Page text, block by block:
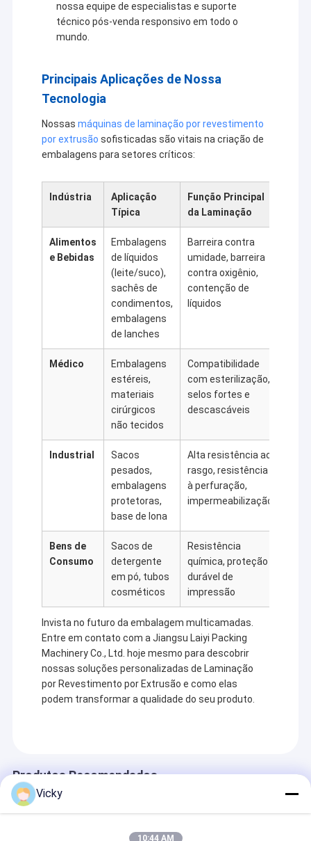
nossa equipe de especialistas e suporte
técnico pós-venda responsivo em todo o
mundo.
Principais Aplicações de Nossa
Tecnologia
Nossas máquinas de laminação por revestimento
por extrusão sofisticadas são vitais na criação de
embalagens para setores críticos:
Indústria
Aplicação
Típica
Função Principal
da Laminação
Alimentos
e Bebidas
Embalagens
de líquidos
(leite/suco),
sachês de
condimentos,
embalagens
de lanches
Barreira contra
umidade, barreira
contra oxigênio,
contenção de
líquidos
Médico
Embalagens
estéreis,
materiais
cirúrgicos
não tecidos
Compatibilidade
com esterilização,
selos fortes e
descascáveis
Industrial
Sacos
pesados,
embalagens
protetoras,
base de lona
Alta resistência ao
rasgo, resistência
à perfuração,
impermeabilização
Bens de
Consumo
Sacos de
detergente
em pó, tubos
cosméticos
Resistência
química, proteção
durável de
impressão
Invista no futuro da embalagem multicamadas.
Entre em contato com a Jiangsu Laiyi Packing
Machinery Co., Ltd. hoje mesmo para descobrir
nossas soluções personalizadas de Laminação
por Revestimento por Extrusão e como elas
podem transformar a qualidade do seu produto.
Produtos Recomendados
Vicky
10:44 AM